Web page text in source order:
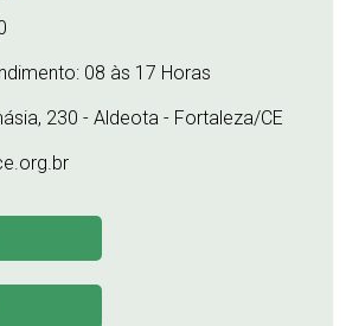
08 às 17 Horas
230 - Aldeota - Fortaleza/CE